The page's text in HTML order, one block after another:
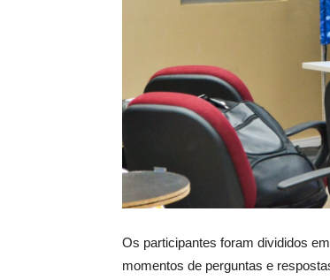
Os participantes foram divididos
momentos de perguntas e